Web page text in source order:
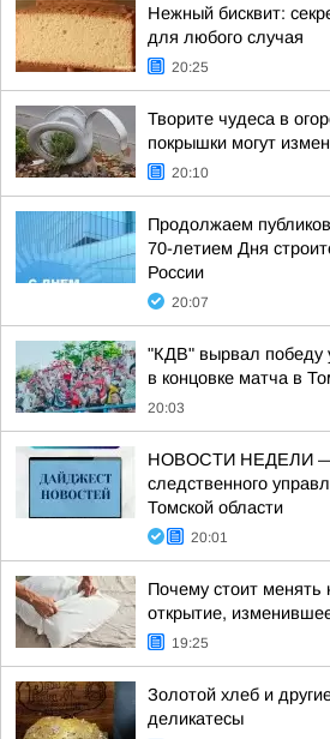
Нежный бисквит:
для любого случая
20:25
Творите чудеса в
покрышки могут
20:10
Продолжаем
70-летием Дня
России
20:07
"КДВ" вырвал победу
в концовке матча в
20:03
НОВОСТИ НЕДЕЛИ —
следственного
Томской области
20:01
Почему стоит менять
открытие,
19:25
Золотой хлеб и
деликатесы